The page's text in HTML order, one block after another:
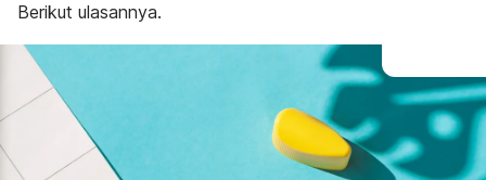
Berikut ulasannya.